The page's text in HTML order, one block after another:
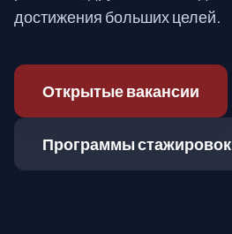
достижения больших целей.
Открытые вакансии
Программы стажировок